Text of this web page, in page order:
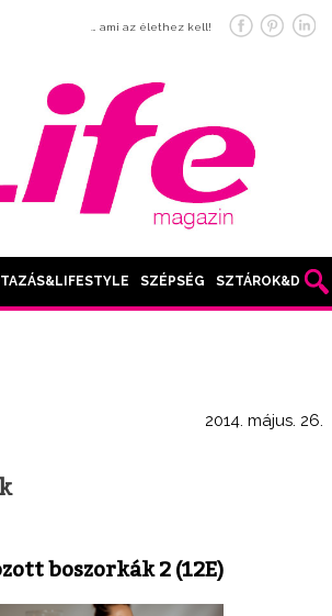
… ami az élethez kell!
SZÉPSÉG SZTÁROK&DIVAT
2014. május. 26.
boszorkák 2 (12E)